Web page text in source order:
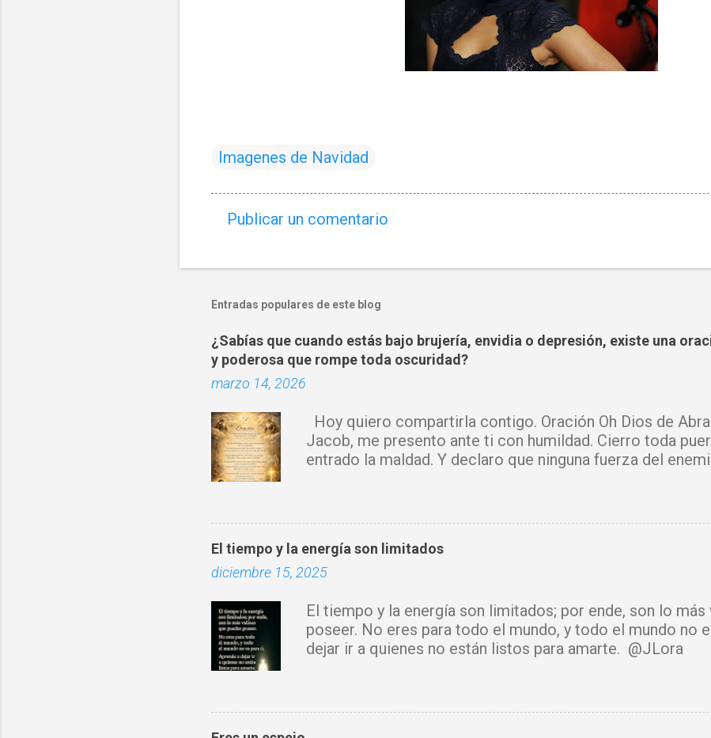
Imagenes de Navidad
e
t
a
r
i
o
s
Publicar un comentario
Entradas populares de este blog
¿Sabías que cuando estás bajo brujería, envidia o depresión, existe una
y poderosa que rompe toda oscuridad?
marzo 14, 2026
Hoy quiero compartirla contigo. Oración Oh Dios de
Jacob, me presento ante ti con humildad. Cierro toda
entrado la maldad. Y declaro que ninguna fuerza del
Espíritu Santo purifique todo a mi alrededor. Por el
con tu luz y tu paz. Declaro mi mente libre, mi cuerpo sano
fortalecido. Donde había temor, hoy hay fe. Donde había
prosperará. Hoy se cierra todo ciclo de oscuridad y
nuevo de luz y bendición. Mi vida y mi hogar están
Jesucristo. Amén.
El tiempo y la energía son limitados
diciembre 15, 2025
El tiempo y la energía son limitados; por ende, son lo
poseer. No eres para todo el mundo, y todo el mundo no
dejar ir a quienes no están listos para amarte. @JLora